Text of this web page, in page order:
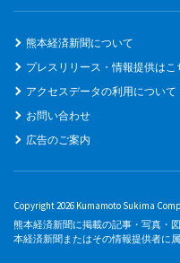
熊本経済新聞について
プレスリリース・情報提供はこ
アクセスデータの利用について
お問い合わせ
広告のご案内
Copyright 2026 Kumamoto Sukima
熊本経済新聞に掲載の記事・写真・
本経済新聞またはその情報提供者に属